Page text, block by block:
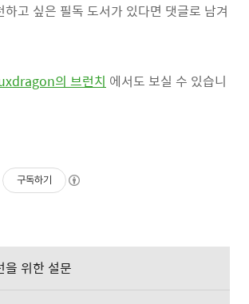
고 싶은 필독 도서가 있다면 댓글로 남겨
의 브런치 에서도 보실 수 있습니
구독하기
위한 설문